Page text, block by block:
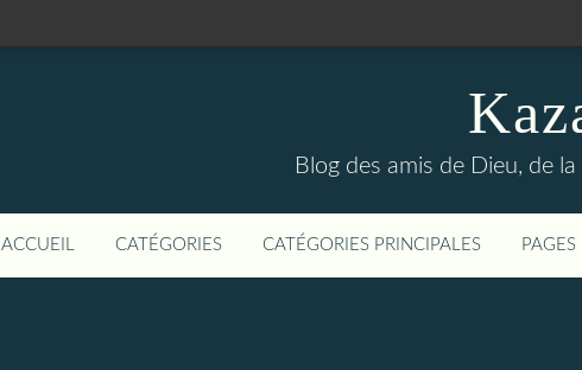
Blog des amis de Dieu, de
ACCUEIL CATÉGORIES CATÉGORIES PRINCIPALES PAGES